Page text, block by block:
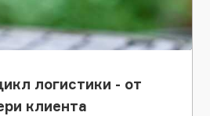
логистики - от
клиента